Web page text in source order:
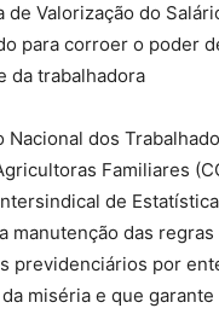
de Valorização do
para corroer o poder
da trabalhadora
Nacional dos
Familiares
de
manutenção das
previdenciários por
miséria e que garante